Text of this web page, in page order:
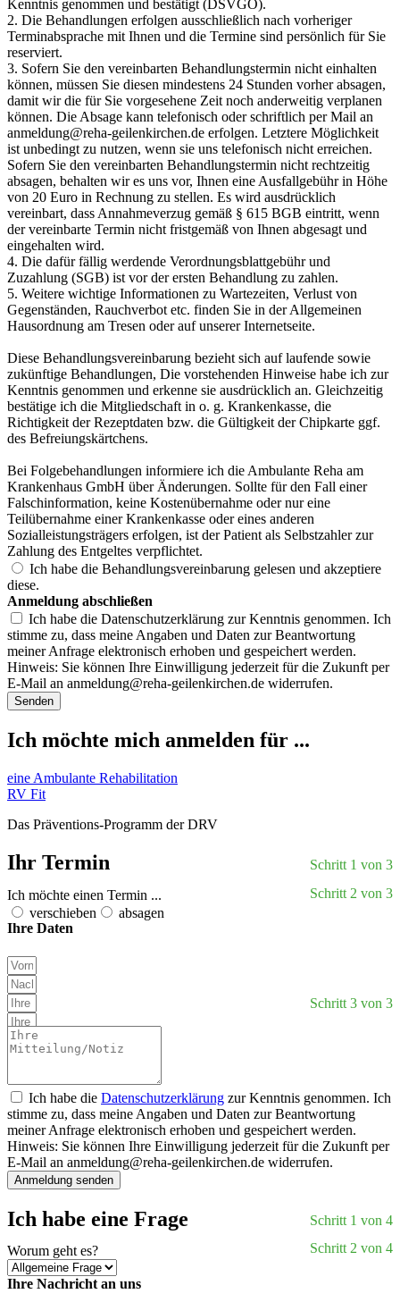
Kenntnis genommen und bestätigt (DSVGO).
2. Die Behandlungen erfolgen ausschließlich nach vorheriger
Terminabsprache mit Ihnen und die Termine sind persönlich für Sie
reserviert.
3. Sofern Sie den vereinbarten Behandlungstermin nicht einhalten
können, müssen Sie diesen mindestens 24 Stunden vorher absagen,
damit wir die für Sie vorgesehene Zeit noch anderweitig verplanen
können. Die Absage kann telefonisch oder schriftlich per Mail an
anmeldung@reha-geilenkirchen.de erfolgen. Letztere Möglichkeit
ist unbedingt zu nutzen, wenn sie uns telefonisch nicht erreichen.
Sofern Sie den vereinbarten Behandlungstermin nicht rechtzeitig
absagen, behalten wir es uns vor, Ihnen eine Ausfallgebühr in Höhe
von 20 Euro in Rechnung zu stellen. Es wird ausdrücklich
vereinbart, dass Annahmeverzug gemäß § 615 BGB eintritt, wenn
der vereinbarte Termin nicht fristgemäß von Ihnen abgesagt und
eingehalten wird.
4. Die dafür fällig werdende Verordnungsblattgebühr und
Zuzahlung (SGB) ist vor der ersten Behandlung zu zahlen.
5. Weitere wichtige Informationen zu Wartezeiten, Verlust von
Gegenständen, Rauchverbot etc. finden Sie in der Allgemeinen
Hausordnung am Tresen oder auf unserer Internetseite.
Diese Behandlungsvereinbarung bezieht sich auf laufende sowie
zukünftige Behandlungen, Die vorstehenden Hinweise habe ich zur
Kenntnis genommen und erkenne sie ausdrücklich an. Gleichzeitig
bestätige ich die Mitgliedschaft in o. g. Krankenkasse, die
Richtigkeit der Rezeptdaten bzw. die Gültigkeit der Chipkarte ggf.
des Befreiungskärtchens.
Bei Folgebehandlungen informiere ich die Ambulante Reha am
Krankenhaus GmbH über Änderungen. Sollte für den Fall einer
Falschinformation, keine Kostenübernahme oder nur eine
Teilübernahme einer Krankenkasse oder eines anderen
Sozialleistungsträgers erfolgen, ist der Patient als Selbstzahler zur
Zahlung des Entgeltes verpflichtet.
Ich habe die Behandlungsvereinbarung gelesen und akzeptiere
diese.
Anmeldung abschließen
Ich habe die Datenschutzerklärung zur Kenntnis genommen. Ich
stimme zu, dass meine Angaben und Daten zur Beantwortung
meiner Anfrage elektronisch erhoben und gespeichert werden.
Hinweis: Sie können Ihre Einwilligung jederzeit für die Zukunft per
E-Mail an anmeldung@reha-geilenkirchen.de widerrufen.
Senden
Ich möchte mich anmelden für ...
eine Ambulante Rehabilitation
RV Fit
Das Präventions-Programm der DRV
Ihr Termin
Schritt 1 von 3
Ich möchte einen Termin ...
verschieben
absagen
Schritt 2 von 3
Ihre Daten
Schritt 3 von 3
Ich habe die Datenschutzerklärung zur Kenntnis genommen. Ich
stimme zu, dass meine Angaben und Daten zur Beantwortung
meiner Anfrage elektronisch erhoben und gespeichert werden.
Hinweis: Sie können Ihre Einwilligung jederzeit für die Zukunft per
E-Mail an anmeldung@reha-geilenkirchen.de widerrufen.
Anmeldung senden
Ich habe eine Frage
Schritt 1 von 4
Worum geht es?
Schritt 2 von 4
Ihre Nachricht an uns